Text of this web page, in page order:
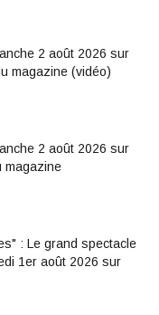
2 août 2026 sur
magazine (vidéo)
2 août 2026 sur
magazine
: Le grand spectacle
1er août 2026 sur